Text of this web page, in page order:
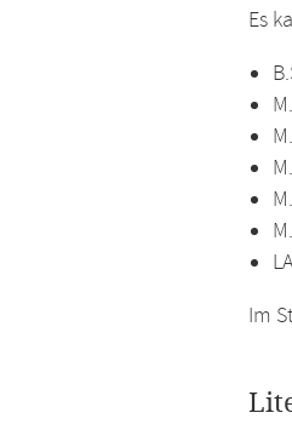
Es
Im